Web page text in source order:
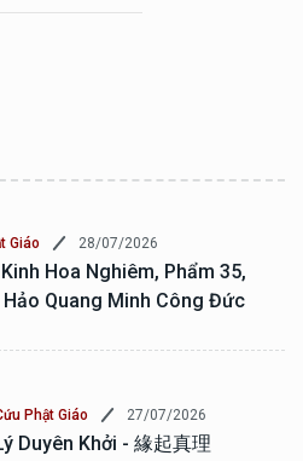
Giáo 28/07/2026
Hoa Nghiêm, Phẩm 35,
Hảo Quang Minh Công Đức
Phật Giáo 27/07/2026
Duyên Khởi - 緣起真理